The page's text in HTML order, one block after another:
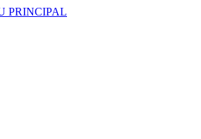
PRINCIPAL